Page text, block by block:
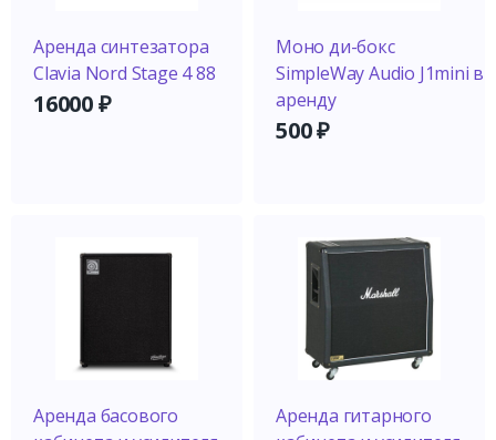
Аренда синтезатора
Clavia Nord Stage 4 88
16000₽
Моно ди-бокс
SimpleWay Audio J1mini в
аренду
500₽
Аренда басового
Аренда гитарного